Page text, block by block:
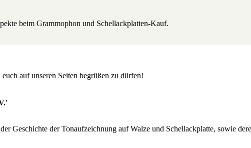
beim Grammophon und Schellackplatten-Kauf.
auf unseren Seiten begrüßen zu dürfen!
Geschichte der Tonaufzeichnung auf Walze und Schellackplatte, sowie